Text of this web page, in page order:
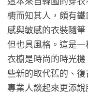
櫥而知其人，頗有
感與敏感的衣裝隨
但也具風格。這是一
衣櫥是時尚的時光
些新的取代舊的、
專業人談起來更添